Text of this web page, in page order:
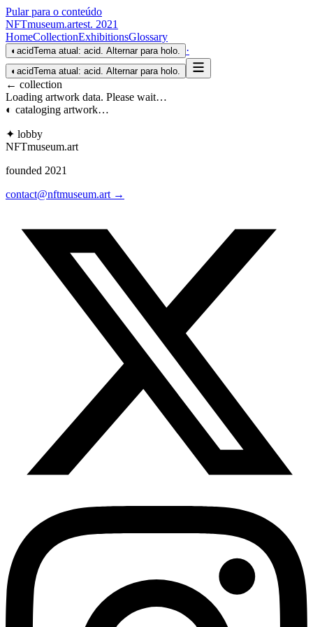
Pular para o conteúdo
NFTmuseum.artest. 2021
HomeCollectionExhibitionsGlossary
◐ acidTema atual: acid. Alternar para holo. ·
◐ acidTema atual: acid. Alternar para holo.
← collection
Loading artwork data. Please wait…
◐ cataloging artwork…
✦ lobby
NFTmuseum.art
founded 2021
contact@nftmuseum.art →